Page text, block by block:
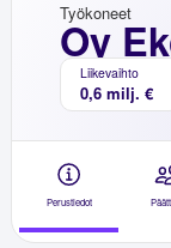
Oy
Työkoneet
Liikevaihto
0,6 milj. €
Perustiedot